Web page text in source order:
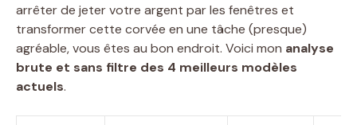
arrêter de jeter votre argent par les fenêtres et
transformer cette corvée en une tâche (presque)
agréable, vous êtes au bon endroit. Voici mon analyse
brute et sans filtre des 4 meilleurs modèles
actuels.